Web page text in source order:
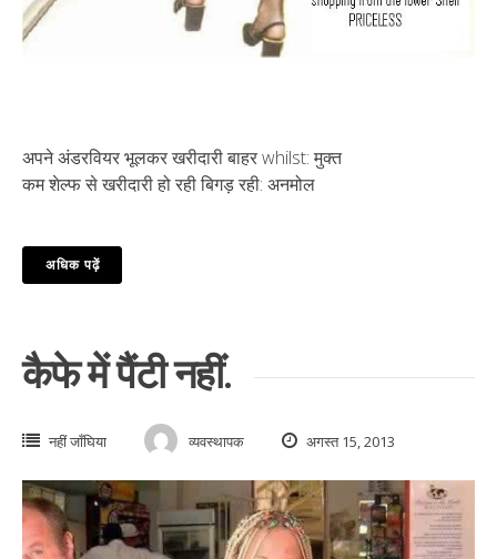
अपने अंडरवियर भूलकर खरीदारी बाहर whilst: मुक्त
कम शेल्फ से खरीदारी हो रही बिगड़ रही: अनमोल
अधिक पढ़ें
कैफे में पैंटी नहीं.
नहीं जाँघिया व्यवस्थापक अगस्त 15, 2013